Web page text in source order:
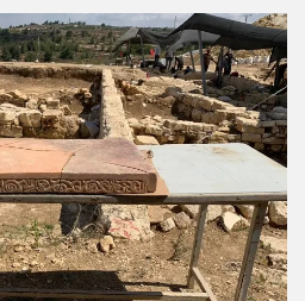
impactante no Congresso da JNS 2026